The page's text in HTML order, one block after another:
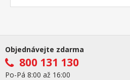
Objednávejte zdarma
800 131 130
Po-Pá 8:00 až 16:00